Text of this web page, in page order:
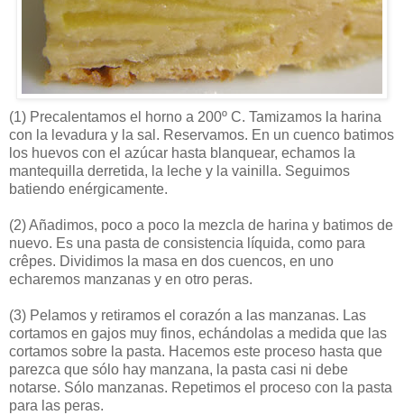
(1) Precalentamos el horno a 200º C. Tamizamos la harina
con la levadura y la sal. Reservamos. En un cuenco batimos
los huevos con el azúcar hasta blanquear, echamos la
mantequilla derretida, la leche y la vainilla. Seguimos
batiendo enérgicamente.
(2)Añadimos, poco a poco la mezcla de harina y batimos de
nuevo. Es una pasta de consistencia líquida, como para
crêpes. Dividimos la masa en dos cuencos, en uno
echaremos manzanas y en otro peras.
(3) Pelamos y retiramos el corazón a las manzanas. Las
cortamos en gajos muy finos, echándolas a medida que las
cortamos sobre la pasta. Hacemos este proceso hasta que
parezca que sólo hay manzana, la pasta casi ni debe
notarse. Sólo manzanas. Repetimos el proceso con la pasta
para las peras.